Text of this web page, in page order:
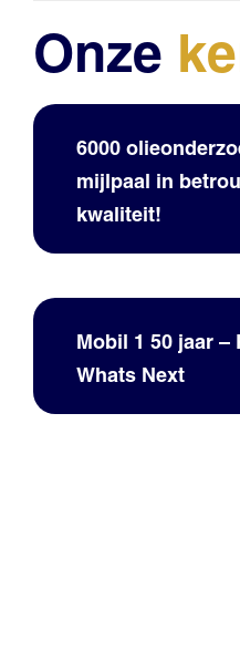
Onze
6000
mijlpaal in
kwaliteit!
Mobil 1 50 jaar –
Whats Next